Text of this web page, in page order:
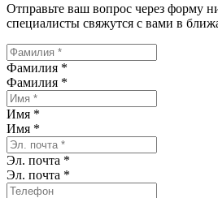
Отправьте ваш вопрос через форму
специалисты свяжутся с вами в
Фамилия *
Фамилия *
Имя *
Имя *
Эл. почта *
Эл. почта *